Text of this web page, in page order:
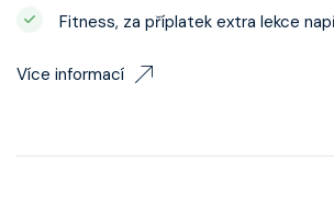
Fitness, za příplatek extra lekce
Více informací